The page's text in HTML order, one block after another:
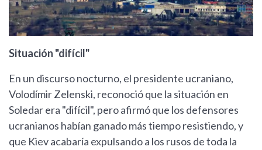
Situación "difícil"
En un discurso nocturno, el presidente ucraniano,
Volodímir Zelenski, reconoció que la situación en
Soledar era "difícil", pero afirmó que los defensores
ucranianos habían ganado más tiempo resistiendo, y
que Kiev acabaría expulsando a los rusos de toda la